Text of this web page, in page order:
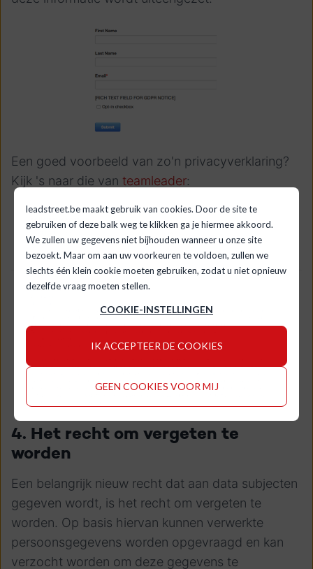
leadstreet.be maakt gebruik van cookies. Door de site te
gebruiken of deze balk weg te klikken ga je hiermee akkoord.
We zullen uw gegevens niet bijhouden wanneer u onze site
bezoekt. Maar om aan uw voorkeuren te voldoen, zullen we
slechts één klein cookie moeten gebruiken, zodat u niet opnieuw
dezelfde vraag moeten stellen.
COOKIE-INSTELLINGEN
IK ACCEPTEER DE COOKIES
GEEN COOKIES VOOR MIJ
Een goed voorbeeld van zo'n privacyverklaring?
Kijk 's naar die van teamleader:
4. Het recht om vergeten te
worden
Een belangrijk nieuw recht dat aan data subjecten
gegeven wordt, is het recht om vergeten te
worden. Op basis hiervan kunnen verwerkte
persoonsgegevens worden opgevraagd en kan
verzocht worden om deze gegevens te